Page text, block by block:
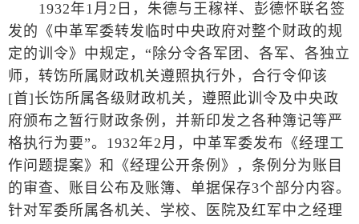
1932年1月2日，朱德与王稼祥、彭德怀联名签
发的《中革军委转发临时中央政府对整个财政的规
定的训令》中规定，“除分令各军团、各军、各独立
师，转饬所属财政机关遵照执行外，合行令仰该
[首]长饬所属各级财政机关，遵照此训令及中央政
府颁布之暂行财政条例，并新印发之各种簿记等严
格执行为要”。1932年2月，中革军委发布《经理工
作问题提案》和《经理公开条例》，条例分为账目
的审查、账目公布及账簿、单据保存3个部分内容。
针对军委所属各机关、学校、医院及红军中之经理